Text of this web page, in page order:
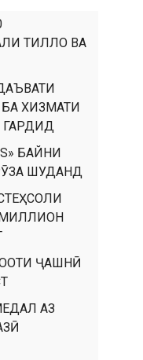
ТИЛЛО ВА
ХИЗМАТИ
БАЙНИ
ШУДАНД
МИЛЛИОН
ҶАШНӢ
АЗ